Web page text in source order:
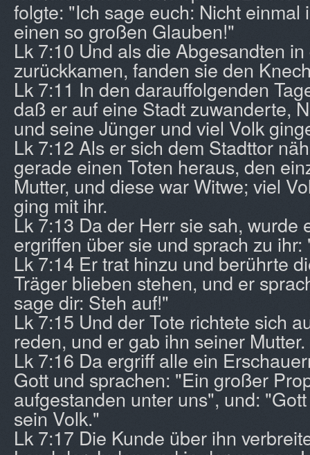
folgte: "Ich sage euch: Nicht einmal
einen so großen Glauben!"
Lk 7:10 Und als die Abgesandten
zurückkamen, fanden sie den
Lk 7:11 In den darauffolgenden
daß er auf eine Stadt zuwanderte,
und seine Jünger und viel Volk
Lk 7:12 Als er sich dem Stadttor
gerade einen Toten heraus, den
Mutter, und diese war Witwe; viel
ging mit ihr.
Lk 7:13 Da der Herr sie sah, wurde
ergriffen über sie und sprach zu
Lk 7:14 Er trat hinzu und berührte
Träger blieben stehen, und er
sage dir: Steh auf!"
Lk 7:15 Und der Tote richtete sich
reden, und er gab ihn seiner Mutter.
Lk 7:16 Da ergriff alle ein
Gott und sprachen: "Ein großer
aufgestanden unter uns", und:
sein Volk."
Lk 7:17 Die Kunde über ihn